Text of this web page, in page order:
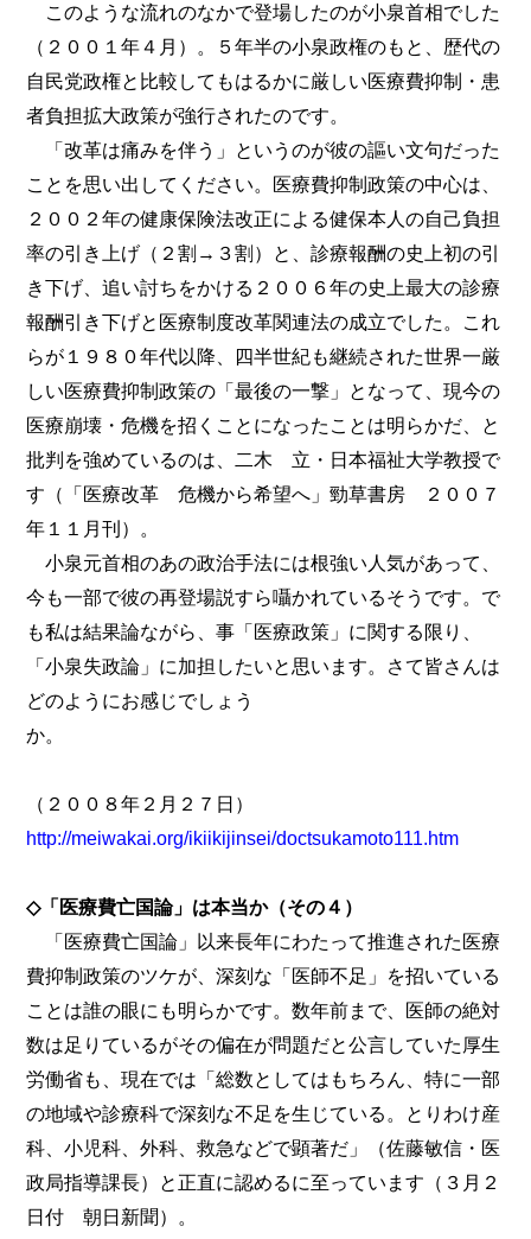
このような流れのなかで登場したのが小泉首相でした
（２００１年４月）。５年半の小泉政権のもと、歴代の
自民党政権と比較してもはるかに厳しい医療費抑制・患
者負担拡大政策が強行されたのです。
「改革は痛みを伴う」というのが彼の謳い文句だった
ことを思い出してください。医療費抑制政策の中心は、
２００２年の健康保険法改正による健保本人の自己負担
率の引き上げ（２割→３割）と、診療報酬の史上初の引
き下げ、追い討ちをかける２００６年の史上最大の診療
報酬引き下げと医療制度改革関連法の成立でした。これ
らが１９８０年代以降、四半世紀も継続された世界一厳
しい医療費抑制政策の「最後の一撃」となって、現今の
医療崩壊・危機を招くことになったことは明らかだ、と
批判を強めているのは、二木 立・日本福祉大学教授で
す（「医療改革 危機から希望へ」勁草書房 ２００７
年１１月刊）。
小泉元首相のあの政治手法には根強い人気があって、
今も一部で彼の再登場説すら囁かれているそうです。で
も私は結果論ながら、事「医療政策」に関する限り、
「小泉失政論」に加担したいと思います。さて皆さんは
どのようにお感じでしょう
か。
（２００８年２月２７日）
http://meiwakai.org/ikiikijinsei/doctsukamoto111.htm
◇「医療費亡国論」は本当か（その４）
「医療費亡国論」以来長年にわたって推進された医療
費抑制政策のツケが、深刻な「医師不足」を招いている
ことは誰の眼にも明らかです。数年前まで、医師の絶対
数は足りているがその偏在が問題だと公言していた厚生
労働省も、現在では「総数としてはもちろん、特に一部
の地域や診療科で深刻な不足を生じている。とりわけ産
科、小児科、外科、救急などで顕著だ」（佐藤敏信・医
政局指導課長）と正直に認めるに至っています（３月２
日付 朝日新聞）。